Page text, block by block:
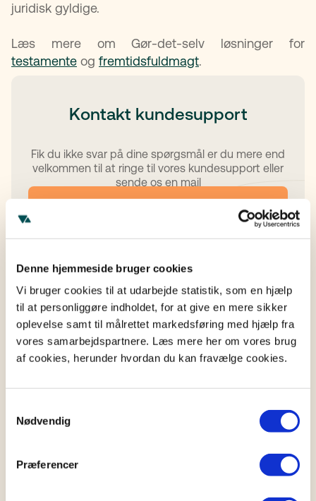
Denne hjemmeside bruger cookies
Vi bruger cookies til at udarbejde statistik, som en hjælp
til at personliggøre indholdet, for at give en mere sikker
oplevelse samt til målrettet markedsføring med hjælp fra
vores samarbejdspartnere. Læs mere her om vores brug
af cookies, herunder hvordan du kan fravælge cookies.
Nødvendig
Præferencer
juridisk gyldige.
Læs mere om Gør-det-selv løsninger for
testamente og fremtidsfuldmagt.
Kontakt kundesupport
Fik du ikke svar på dine spørgsmål er du mere end
velkommen til at ringe til vores kundesupport eller
sende os en mail
Skriv til os
Læs videre
Se alle artikler
SUPPORT